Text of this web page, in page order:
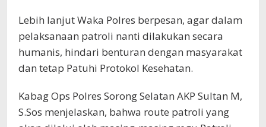
Lebih lanjut Waka Polres berpesan, agar dalam
pelaksanaan patroli nanti dilakukan secara
humanis, hindari benturan dengan masyarakat
dan tetap Patuhi Protokol Kesehatan.
Kabag Ops Polres Sorong Selatan AKP Sultan M,
S.Sos menjelaskan, bahwa route patroli yang